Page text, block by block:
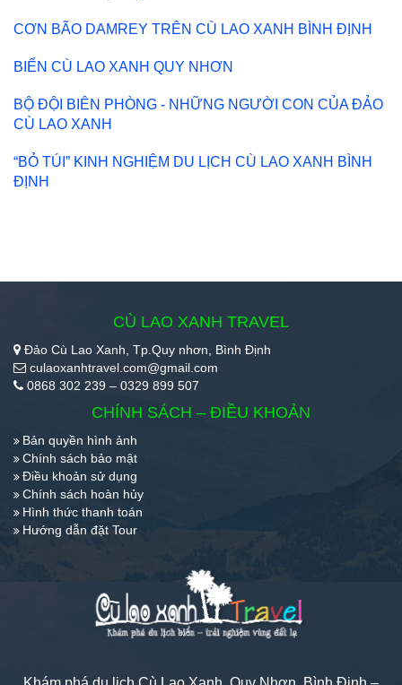
CƠN BÃO DAMREY TRÊN CÙ LAO XANH BÌNH ĐỊNH
BIỂN CÙ LAO XANH QUY NHƠN
BỘ ĐỘI BIÊN PHÒNG - NHỮNG NGƯỜI CON CỦA ĐẢO
CÙ LAO XANH
“BỎ TÚI” KINH NGHIỆM DU LỊCH CÙ LAO XANH BÌNH
ĐỊNH
CÙ LAO XANH TRAVEL
Đảo Cù Lao Xanh, Tp.Quy nhơn, Bình Định
culaoxanhtravel.com@gmail.com
0868 302 239 – 0329 899 507
CHÍNH SÁCH – ĐIỀU KHOẢN
Bản quyền hình ảnh
Chính sách bảo mật
Điều khoản sử dụng
Chính sách hoàn hủy
Hình thức thanh toán
Hướng dẫn đặt Tour